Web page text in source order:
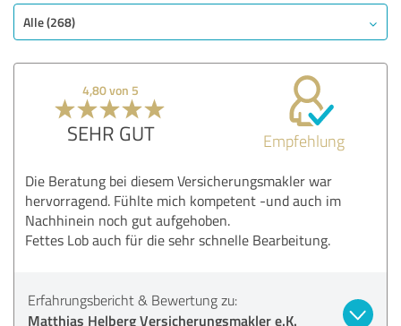
Alle (268)
4,80 von 5
SEHR GUT Empfehlung
Die Beratung bei diesem Versicherungsmakler war
hervorragend. Fühlte mich kompetent -und auch im
Nachhinein noch gut aufgehoben.
Fettes Lob auch für die sehr schnelle Bearbeitung.
Erfahrungsbericht & Bewertung zu:
Matthias Helberg Versicherungsmakler e.K.